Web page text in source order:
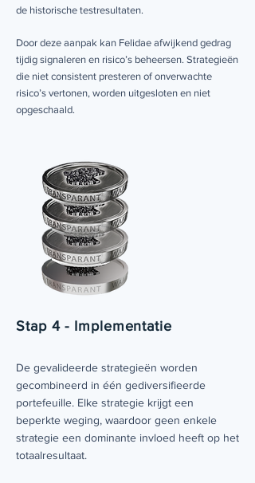
de historische testresultaten.
Door deze aanpak kan Felidae afwijkend gedrag
tijdig signaleren en risico’s beheersen. Strategieën
die niet consistent presteren of onverwachte
risico’s vertonen, worden uitgesloten en niet
opgeschaald.
Stap 4 - Implementatie
De gevalideerde strategieën worden
gecombineerd in één gediversifieerde
portefeuille. Elke strategie krijgt een
beperkte weging, waardoor geen enkele
strategie een dominante invloed heeft op het
totaalresultaat.